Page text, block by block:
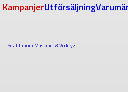
KampanjerUtförsäljning
Se allt inom Maskiner & Verktyg